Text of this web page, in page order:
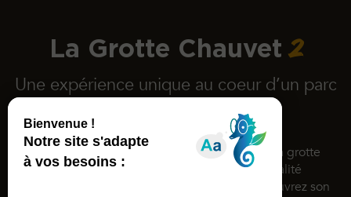
La Grotte Chauvet2
Une expérience unique au coeur d’un parc
Inscrite au patrimoine mondial de l’Unesco, la grotte
Chauvet rassemble des dessins d’une qualité
exceptionnelle datés d’il y a 36 000 ans. Découvrez son